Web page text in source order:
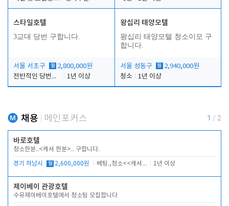
스타일호텔
3교대 당번 구합니다.
서울 서초구 월 2,800,000원
전반적인 당번업무
1년 이상
왕십리 태양모텔
왕십리 태양모텔 청소이모 구
합니다.
서울 성동구 월 2,940,000원
청소
1년 이상
채용 메인포커스 1 / 2
바로호텔
청소한분..<캐셔 한분>.. 구합니다.
경기 하남시 월 2,600,000원 베팅.,청소<<캐셔 모셔봅니다. 1년 이상
제이베이 관광호텔
수유제이베이호텔에서 청소팀 모집합니다